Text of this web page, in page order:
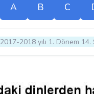
A B C
2017-2018 yılı 1. Dönem 14.